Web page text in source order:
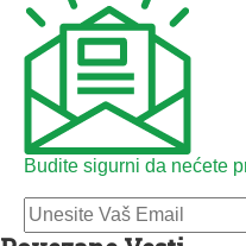
Budite sigurni da nećete